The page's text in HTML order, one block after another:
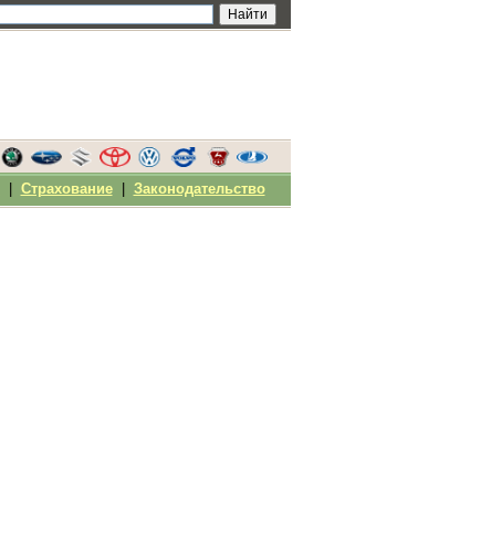
Страхование| Законодательство